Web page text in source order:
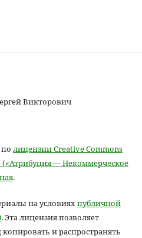
Викторович
лицензии Creative Commons
— Некоммерческое
.
на условияхпубличной
. Эта лицензия позволяет
и распространять